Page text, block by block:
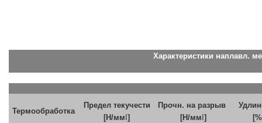
Характеристики наплавл.
Термообработка
Предел текучести
[Н/мм ]
Прочн. на разрыв
[Н/мм ]